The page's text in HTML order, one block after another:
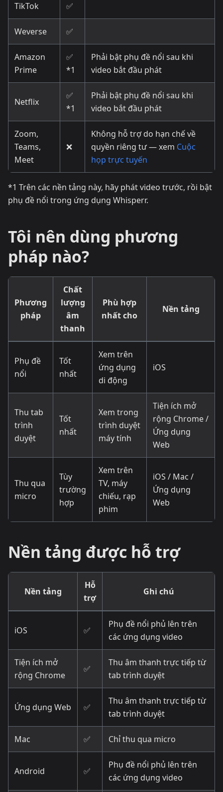
TikTok ✅
Weverse ✅
Amazon
Prime
✅
*1
Phải bật phụ đề nổi sau khi
video bắt đầu phát
Netflix
✅
*1
Phải bật phụ đề nổi sau khi
video bắt đầu phát
Zoom,
Teams,
Meet
❌
Không hỗ trợ do hạn chế về
quyền riêng tư — xem Cuộc
họp trực tuyến
*1 Trên các nền tảng này, hãy phát video trước, rồi bật
phụ đề nổi trong ứng dụng Whisperr.
Tôi nên dùng phương
pháp nào?
Phương
pháp
Chất
lượng
âm
thanh
Phù hợp
nhất cho
Nền tảng
Phụ đề
nổi
Tốt
nhất
Xem trên
ứng dụng
di động
iOS
Thu tab
trình
duyệt
Tốt
nhất
Xem trong
trình duyệt
máy tính
Tiện ích mở
rộng Chrome /
Ứng dụng
Web
Thu qua
micro
Tùy
trường
hợp
Xem trên
TV, máy
chiếu, rạp
phim
iOS / Mac /
Ứng dụng
Web
Nền tảng được hỗ trợ
Nền tảng
Hỗ
trợ
Ghi chú
iOS ✅
Phụ đề nổi phủ lên trên
các ứng dụng video
Tiện ích mở
rộng Chrome
✅
Thu âm thanh trực tiếp từ
tab trình duyệt
Ứng dụng Web ✅
Thu âm thanh trực tiếp từ
tab trình duyệt
Mac ✅ Chỉ thu qua micro
Android ✅
Phụ đề nổi phủ lên trên
các ứng dụng video